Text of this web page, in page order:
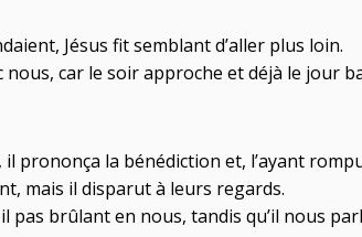
Jésus fit semblant d’aller plus loin.
car le soir approche et déjà le jour
prononça la bénédiction et, l’ayant
mais il disparut à leurs regards.
pas brûlant en nous, tandis qu’il nous